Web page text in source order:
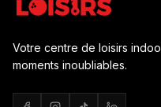
Votre centre de loisirs
moments inoubliables.